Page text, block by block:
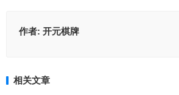
作者: 开元棋牌
相关文章